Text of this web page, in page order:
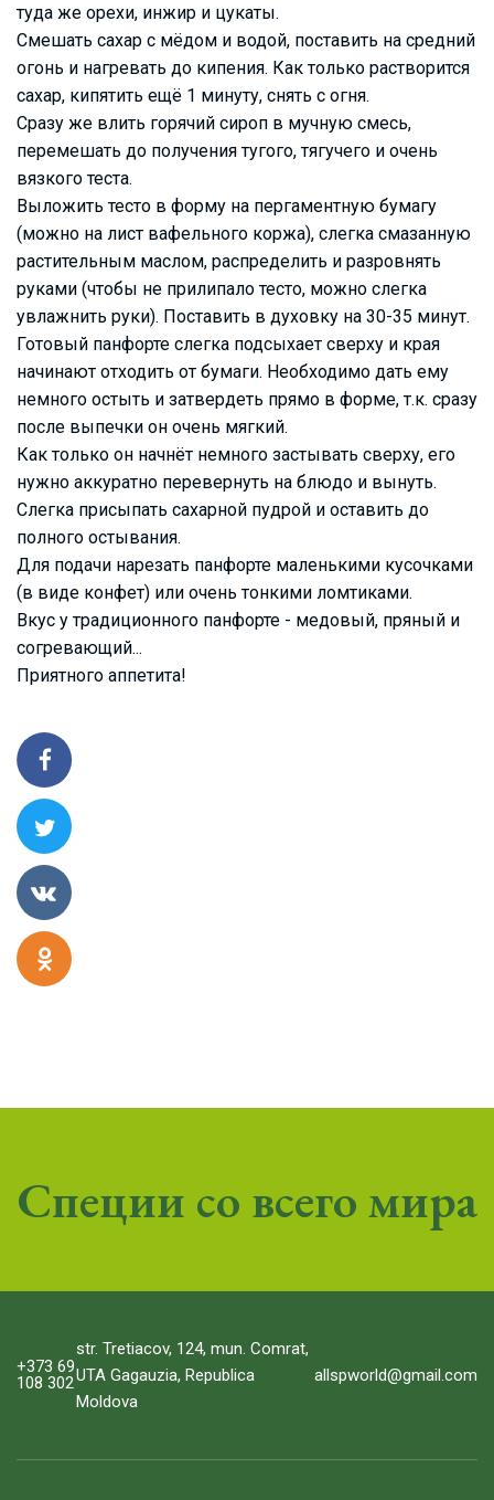
туда же орехи, инжир и цукаты.
Смешать сахар с мёдом и водой, поставить на средний
огонь и нагревать до кипения. Как только растворится
сахар, кипятить ещё 1 минуту, снять с огня.
Сразу же влить горячий сироп в мучную смесь,
перемешать до получения тугого, тягучего и очень
вязкого теста.
Выложить тесто в форму на пергаментную бумагу
(можно на лист вафельного коржа), слегка смазанную
растительным маслом, распределить и разровнять
руками (чтобы не прилипало тесто, можно слегка
увлажнить руки). Поставить в духовку на 30-35 минут.
Готовый панфорте слегка подсыхает сверху и края
начинают отходить от бумаги. Необходимо дать ему
немного остыть и затвердеть прямо в форме, т.к. сразу
после выпечки он очень мягкий.
Как только он начнёт немного застывать сверху, его
нужно аккуратно перевернуть на блюдо и вынуть.
Слегка присыпать сахарной пудрой и оставить до
полного остывания.
Для подачи нарезать панфорте маленькими кусочками
(в виде конфет) или очень тонкими ломтиками.
Вкус у традиционного панфорте - медовый, пряный и
согревающий...
Приятного аппетита!
Специи со всего мира
+373 69
108 302
str. Tretiacov, 124, mun. Comrat,
UTA Gagauzia, Republica
Moldova
allspworld@gmail.com